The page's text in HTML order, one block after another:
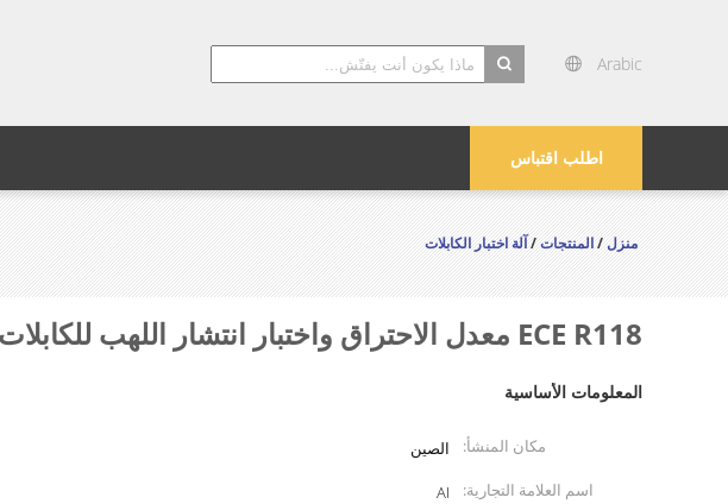
Arabic
اطلب اقتباس
منزل/المنتجات/آلة اختبار الكابلات
ECE R118 معدل الاحتراق واختبار انتشار اللهب للكابلات الكهربائية
المعلومات الأساسية
مكان المنشأ:
الصين
اسم العلامة التجارية:
AI